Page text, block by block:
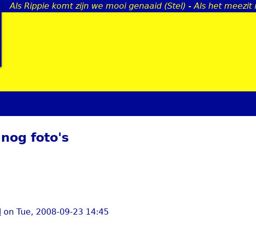
Jump to navigation
Als Rippie komt zijn we mooi genaaid (Stel) - Als het meezit
foto's
on Tue, 2008-09-23 14:45